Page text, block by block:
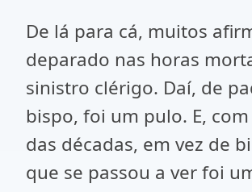
De lá para cá, muitos
deparado nas horas
sinistro clérigo. Daí, de
bispo, foi um pulo. E,
das décadas, em vez de
que se passou a ver foi